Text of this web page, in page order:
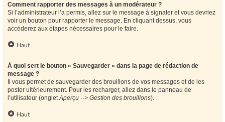
Comment rapporter des messages à un modérateur ?
Si l’administrateur l’a permis, allez sur le message à signaler et vous devriez
voir un bouton pour rapporter le message. En cliquant dessus, vous
accéderez aux étapes nécessaires pour le faire.
Haut
À quoi sert le bouton « Sauvegarder » dans la page de rédaction de
message ?
Il vous permet de sauvegarder des brouillons de vos messages et de les
poster ultérieurement. Pour les recharger, allez dans le panneau de
l’utilisateur (ongletAperçu --> Gestion des brouillons).
Haut